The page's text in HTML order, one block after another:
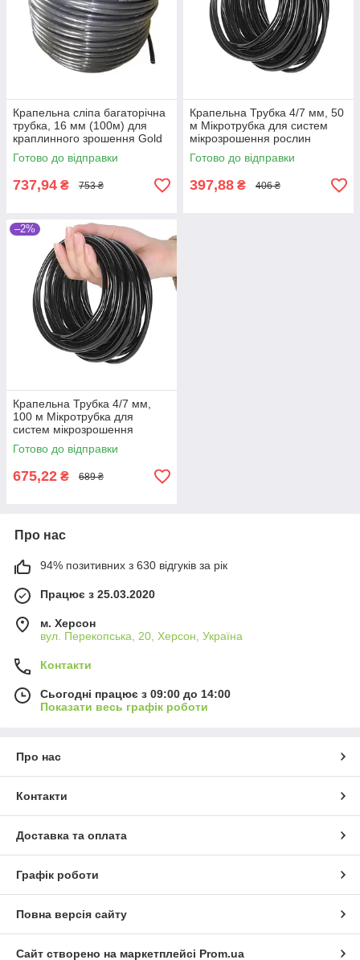
Крапельна сліпа багаторічна
трубка, 16 мм (100м) для
краплинного зрошення Gold
Flex
Готово до відправки
737,94 ₴ 753 ₴
Крапельна Трубка 4/7 мм, 50
м Мікротрубка для систем
мікрозрошення рослин
Готово до відправки
397,88 ₴ 406 ₴
–2%
Крапельна Трубка 4/7 мм,
100 м Мікротрубка для
систем мікрозрошення
рослин
Готово до відправки
675,22 ₴ 689 ₴
Про нас
94% позитивних з 630 відгуків за рік
Працює з 25.03.2020
м. Херсон
вул. Перекопська, 20, Херсон, Україна
Контакти
Сьогодні працює з 09:00 до 14:00
Показати весь графік роботи
Про нас
Контакти
Доставка та оплата
Графік роботи
Повна версія сайту
Сайт створено на маркетплейсі Prom.ua